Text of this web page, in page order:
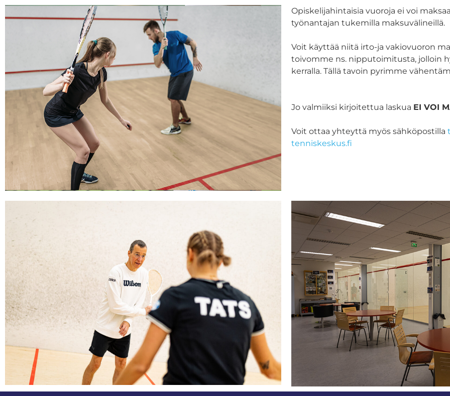
Opiskelijahintaisia vuoroja ei voi
työnantajan tukemilla maksuvälineillä.
Voit käyttää niitä irto-ja vakiovuoron
toivomme ns. nipputoimitusta, jolloin
kerralla. Tällä tavoin pyrimme
Jo valmiiksi kirjoitettua laskua EI VOI
Voit ottaa yhteyttä myös sähköpostilla
tenniskeskus.fi